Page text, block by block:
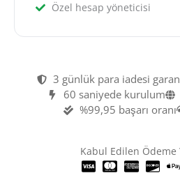
Özel hesap yöneticisi
3 günlük para iadesi
60 saniyede kurulum
%99,95 başarı oranı
Kabul Edilen Ödeme